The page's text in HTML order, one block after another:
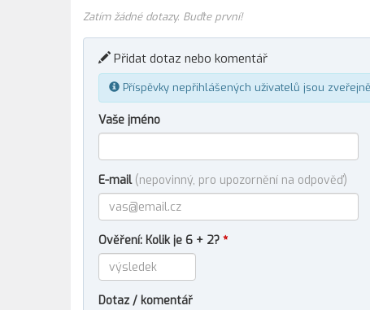
Zatím žádné dotazy. Buďte první!
Přidat dotaz nebo komentář
Příspěvky nepřihlášených uživatelů jsou
Vaše jméno
E-mail (nepovinný, pro upozornění na odpověď)
Ověření: Kolik je 6 + 2? *
Dotaz / komentář